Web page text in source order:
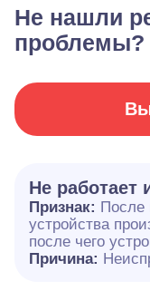
Не нашли
проблемы?
Не работает
Признак: После
устройства
после чего
Причина: